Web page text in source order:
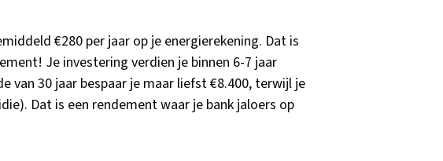
€280 per jaar op je energierekening. Dat is
Je investering verdien je binnen 6-7 jaar
van 30 jaar bespaar je maar liefst €8.400, terwijl je
Dat is een rendement waar je bank jaloers op